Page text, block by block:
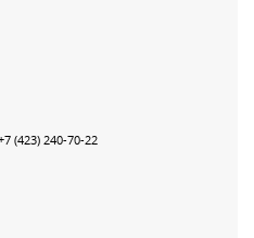
(423) 240-70-22